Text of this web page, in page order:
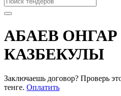
АБАЕВ ОНГАР
КАЗБЕКУЛЫ
Заключаешь договор? Проверь
тенге. Оплатить